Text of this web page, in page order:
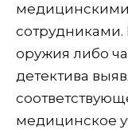
сотрудниками.
оружия либо
детектива
медицинское